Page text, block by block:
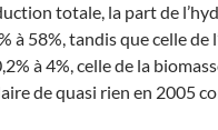
totale, la part de
à 58%, tandis que celle de
à 4%, celle de la
de quasi rien en 2005